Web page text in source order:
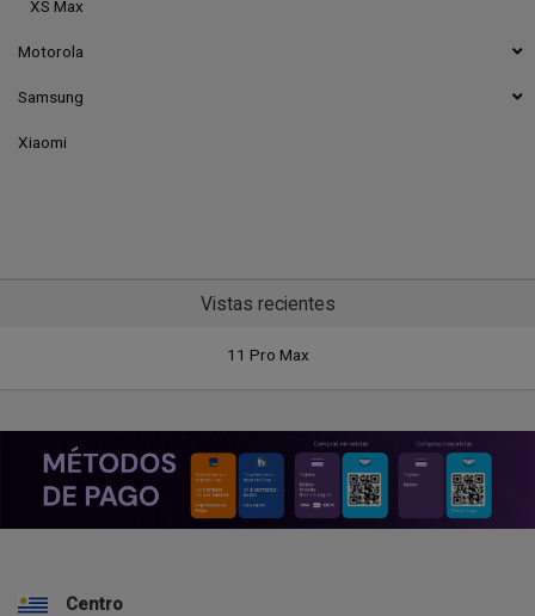
XS Max
Motorola
Samsung
Xiaomi
Vistas recientes
11 Pro Max
Centro